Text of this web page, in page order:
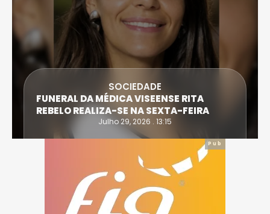
SOCIEDADE
FUNERAL DA MÉDICA VISEENSE RITA
REBELO REALIZA-SE NA SEXTA-FEIRA
Julho 29, 2026 . 13:15
Pub